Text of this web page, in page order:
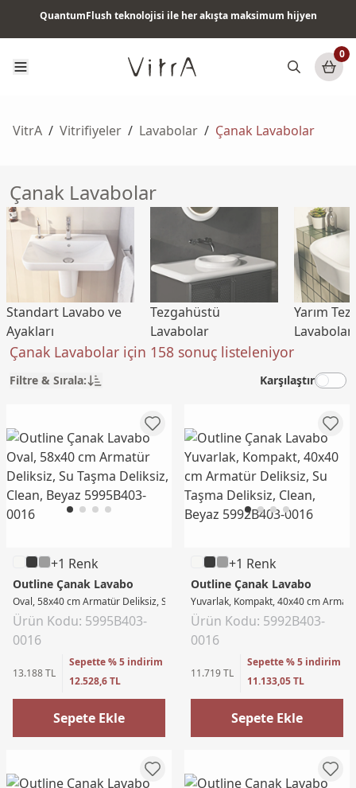
QuantumFlush teknolojisi ile her akışta maksimum hijyen
0
VitrA / Vitrifiyeler / Lavabolar / Çanak Lavabolar
Çanak Lavabolar
Standart Lavabo ve
Ayakları
Tezgahüstü
Lavabolar
Yarım
Lavabolar
Çanak Lavabolar için 158 sonuç listeleniyor
Filtre & Sırala: Karşılaştır
+1 Renk
Outline Çanak Lavabo
Oval, 58x40 cm Armatür Deliksiz, Su Taşma Deliksiz, Clean, Beyaz
Ürün Kodu: 5995B403-
0016
13.188 TL
Sepette % 5 indirim
12.528,6 TL
Sepete Ekle
+1 Renk
Outline Çanak Lavabo
Yuvarlak, Kompakt, 40x40 cm
Ürün Kodu: 5992B403-
0016
11.719 TL
Sepette % 5 indirim
11.133,05 TL
Sepete Ekle